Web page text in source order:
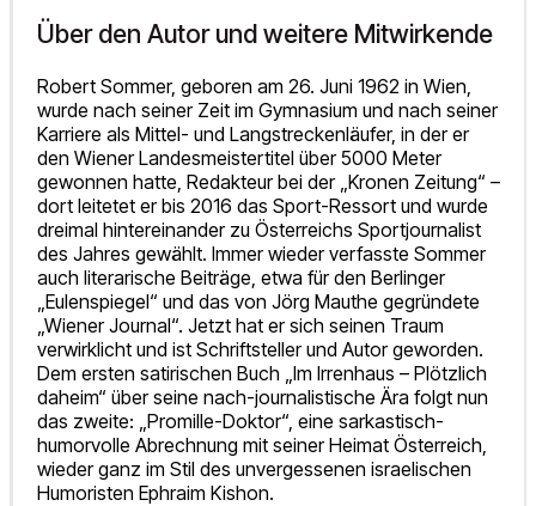
Über den Autor und weitere Mitwirkende
Robert Sommer, geboren am 26. Juni 1962 in Wien,
wurde nach seiner Zeit im Gymnasium und nach seiner
Karriere als Mittel- und Langstreckenläufer, in der er
den Wiener Landesmeistertitel über 5000 Meter
gewonnen hatte, Redakteur bei der „Kronen Zeitung“ –
dort leitetet er bis 2016 das Sport-Ressort und wurde
dreimal hintereinander zu Österreichs Sportjournalist
des Jahres gewählt. Immer wieder verfasste Sommer
auch literarische Beiträge, etwa für den Berlinger
„Eulenspiegel“ und das von Jörg Mauthe gegründete
„Wiener Journal“. Jetzt hat er sich seinen Traum
verwirklicht und ist Schriftsteller und Autor geworden.
Dem ersten satirischen Buch „Im Irrenhaus – Plötzlich
daheim“ über seine nach-journalistische Ära folgt nun
das zweite: „Promille-Doktor“, eine sarkastisch-
humorvolle Abrechnung mit seiner Heimat Österreich,
wieder ganz im Stil des unvergessenen israelischen
Humoristen Ephraim Kishon.